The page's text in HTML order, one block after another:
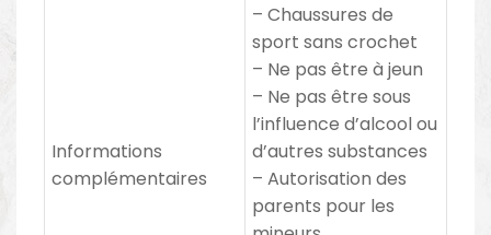
Informations
complémentaires
– Chaussures de
sport sans crochet
– Ne pas être à jeun
– Ne pas être sous
l’influence d’alcool ou
d’autres substances
– Autorisation des
parents pour les